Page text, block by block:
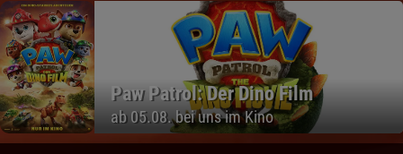
Paw Patrol: Der Dino Film
ab 05.08. bei uns im Kino